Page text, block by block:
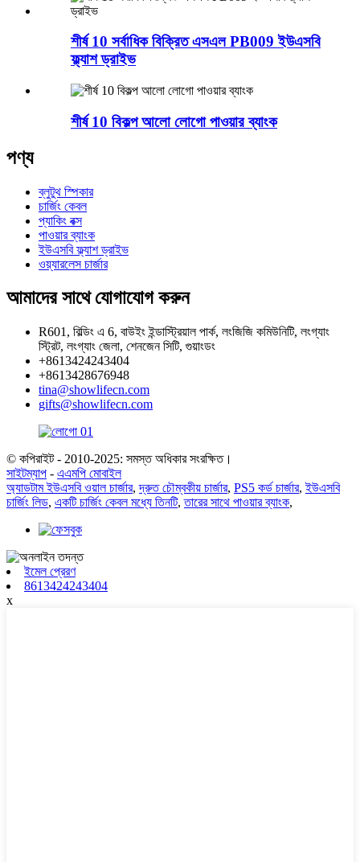
শীর্ষ 10 সর্বাধিক বিক্রিত এসএল PB009 ইউএসবি
ফ্ল্যাশ ড্রাইভ
শীর্ষ 10 বিকল্প আলো লোগো পাওয়ার ব্যাংক
পণ্য
ব্লুটুথ স্পিকার
চার্জিং কেবল
প্যাকিং বক্স
পাওয়ার ব্যাংক
ইউএসবি ফ্ল্যাশ ড্রাইভ
ওয়্যারলেস চার্জার
আমাদের সাথে যোগাযোগ করুন
R601, বিল্ডিং এ 6, বাউইং ইন্ডাস্ট্রিয়াল পার্ক, লংজিজি কমিউনিটি, লংগ্যাং
স্ট্রিট, লংগ্যাং জেলা, শেনজেন সিটি, গুয়াংডং
+8613424243404
+8613428676948
tina@showlifecn.com
gifts@showlifecn.com
© কপিরাইট - 2010-2025: সমস্ত অধিকার সংরক্ষিত।
সাইটম্যাপ - এএমপি মোবাইল
অ্যাডটাম ইউএসবি ওয়াল চার্জার,দ্রুত চৌম্বকীয় চার্জার, PS5 কর্ড চার্জার,ইউএসবি
চার্জিং লিড, একটি চার্জিং কেবল মধ্যে তিনটি,তারের সাথে পাওয়ার ব্যাংক,
ইমেল প্রেরণ
8613424243404
x